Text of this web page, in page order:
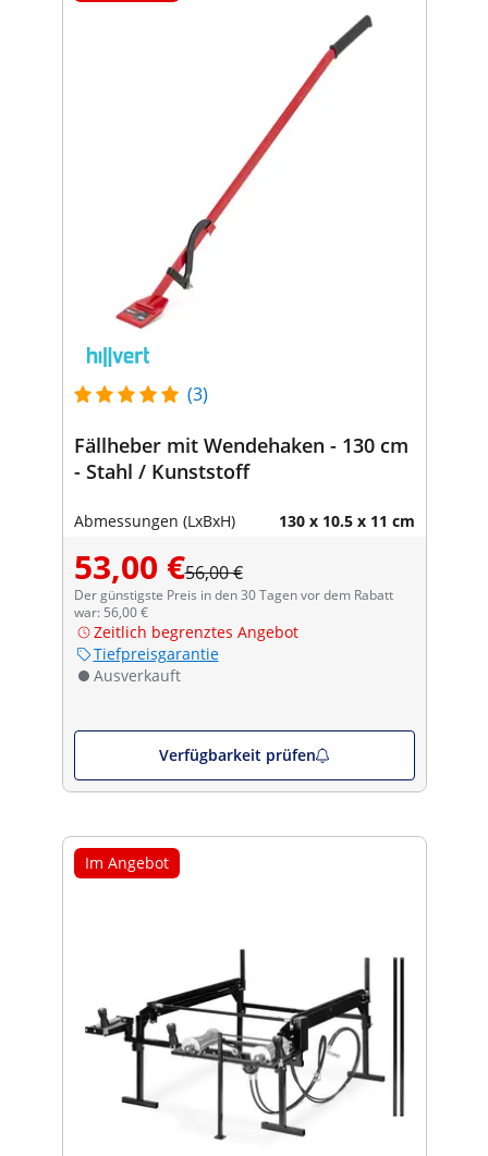
(3)
Fällheber mit Wendehaken - 130 cm
- Stahl / Kunststoff
Abmessungen (LxBxH) 130 x 10.5 x 11 cm
53,00 €56,00 €
Der günstigste Preis in den 30 Tagen vor dem Rabatt
war: 56,00 €
Zeitlich begrenztes Angebot
Tiefpreisgarantie
Ausverkauft
Verfügbarkeit prüfen
Im Angebot